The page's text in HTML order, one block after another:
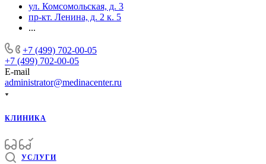
ул. Комсомольская, д. 3
пр-кт. Ленина, д. 2 к. 5
...
+7 (499) 702-00-05
+7 (499) 702-00-05
E-mail
administrator@medinacenter.ru
КЛИНИКА
УСЛУГИ